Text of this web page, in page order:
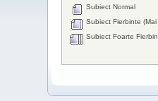
Subiect Normal
Subiect Fierbinte
Subiect Foarte